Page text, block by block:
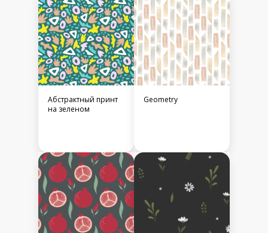
Абстрактный принт
на зеленом
Geometry